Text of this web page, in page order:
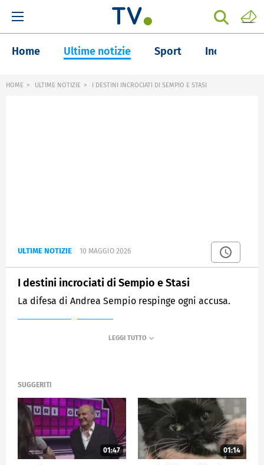
Home Ultime notizie Sport Inchieste
HOME ULTIME NOTIZIE I DESTINI INCROCIATI DI SEMPIO E STASI
ULTIME NOTIZIE 10 MAGGIO 2026
I destini incrociati di Sempio e Stasi
La difesa di Andrea Sempio respinge ogni accusa.
SUGGERITI
01:47 01:14